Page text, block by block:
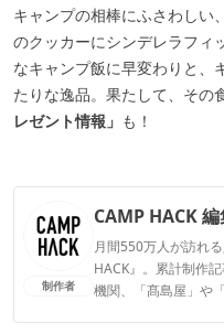
キャンプの相棒にふさわし
のクッカーにシンデレラフィ
なキャンプ飯に早変わりと、
たりな逸品。果たして、そ
レゼント情報」 も！
制作者
CAMP HACK
月間550万人が訪れ
HACK』。累計制作
機関、「髙島屋」や